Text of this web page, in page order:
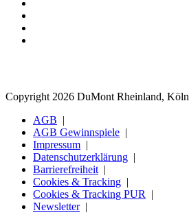
Copyright 2026 DuMont Rheinland, Köln
AGB
AGB Gewinnspiele
Impressum
Datenschutzerklärung
Barrierefreiheit
Cookies & Tracking
Cookies & Tracking PUR
Newsletter